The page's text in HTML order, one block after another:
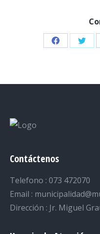
Share
Contáctenos
Telefono : 073 472070
Email :
Dirección : Jr. Miguel